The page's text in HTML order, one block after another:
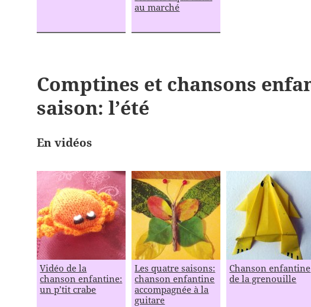
au marché
Comptines et chansons
saison: l’été
En vidéos
Vidéo de la
chanson enfantine:
un p’tit crabe
Les quatre saisons:
chanson enfantine
accompagnée à la
guitare
Chanson enfantine
de la grenouille